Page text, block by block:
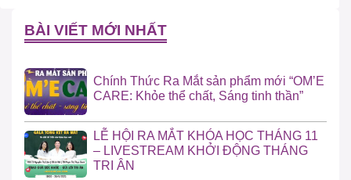
BÀI VIẾT MỚI NHẤT
Chính Thức Ra Mắt sản phẩm mới “OM’E
CARE: Khỏe thể chất, Sáng tinh thần”
LỄ HỘI RA MẮT KHÓA HỌC THÁNG 11
– LIVESTREAM KHỞI ĐỘNG THÁNG
TRI ÂN